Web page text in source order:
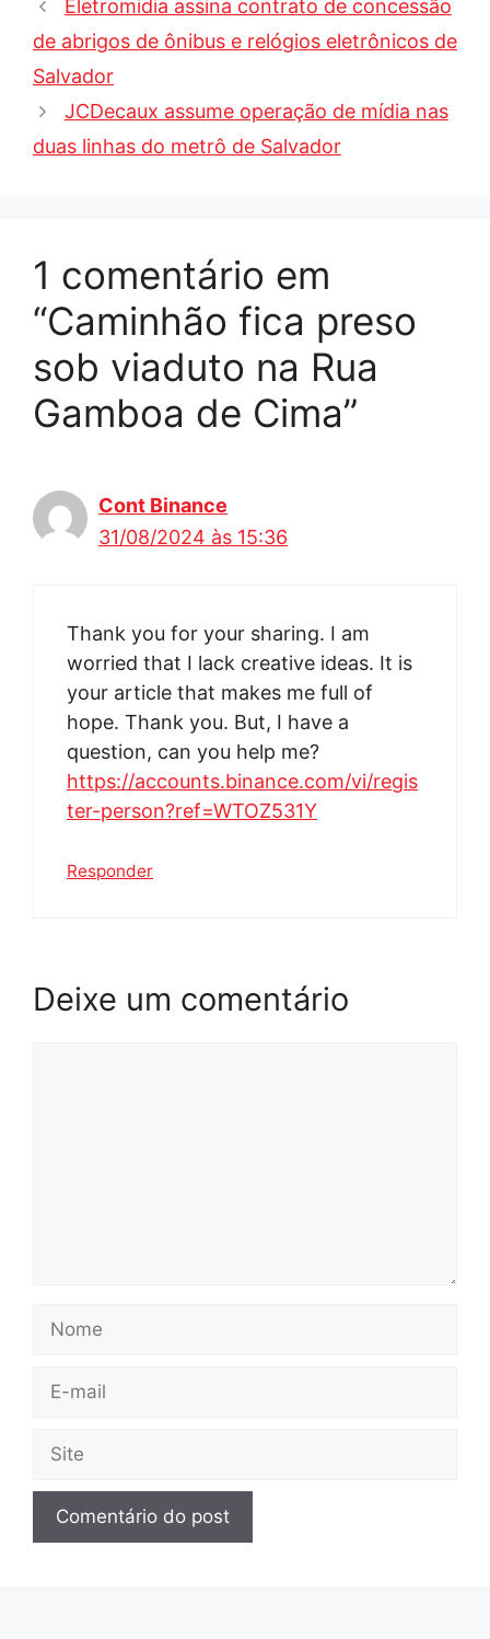
Eletromidia assina contrato de concessão
de abrigos de ônibus e relógios eletrônicos de
Salvador
JCDecaux assume operação de mídia nas
duas linhas do metrô de Salvador
1 comentário em
“Caminhão fica preso
sob viaduto na Rua
Gamboa de Cima”
Cont Binance
31/08/2024 às 15:36
Thank you for your sharing. I am
worried that I lack creative ideas. It is
your article that makes me full of
hope. Thank you. But, I have a
question, can you help me?
https://accounts.binance.com/vi/regis
ter-person?ref=WTOZ531Y
Responder
Deixe um comentário
Nome
E-
Site